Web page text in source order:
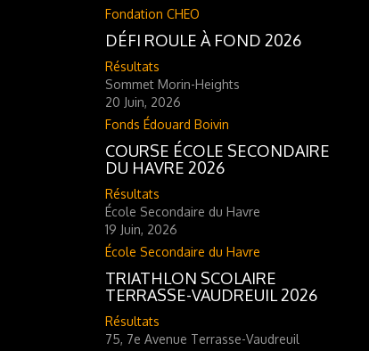
Fondation CHEO
DÉFI ROULE À FOND 2026
Résultats
Sommet Morin-Heights
20 Juin, 2026
Fonds Édouard Boivin
COURSE ÉCOLE SECONDAIRE
DU HAVRE 2026
Résultats
École Secondaire du Havre
19 Juin, 2026
École Secondaire du Havre
TRIATHLON SCOLAIRE
TERRASSE-VAUDREUIL 2026
Résultats
75, 7e Avenue Terrasse-Vaudreuil